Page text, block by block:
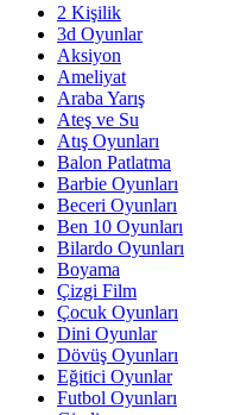
2 Kişilik
3d Oyunlar
Aksiyon
Ameliyat
Araba Yarış
Ateş ve Su
Atış Oyunları
Balon Patlatma
Barbie Oyunları
Beceri Oyunları
Ben 10 Oyunları
Bilardo Oyunları
Boyama
Çizgi Film
Çocuk Oyunları
Dini Oyunlar
Dövüş Oyunları
Eğitici Oyunlar
Futbol Oyunları